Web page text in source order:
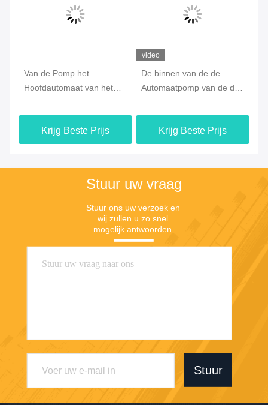
Van de Pomp het
Hoofdautomaat van het
Type 0.8CC Output
Gezichts Schoonmaken
Krijg Beste Prijs
video
De binnen van de de
Automaatpomp van de de
Gerecycleerde Pomp voor
Handdesinfecterend
middel
Krijg Beste Prijs
Stuur uw vraag
Stuur ons uw verzoek en
wij zullen u zo snel
mogelijk antwoorden.
Stuur